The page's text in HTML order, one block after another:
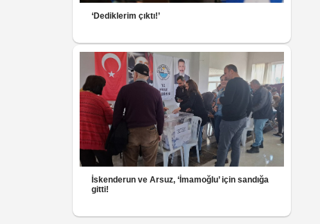
‘Dediklerim çıktı!’
İskenderun ve Arsuz, ‘İmamoğlu’ için sandığa
gitti!